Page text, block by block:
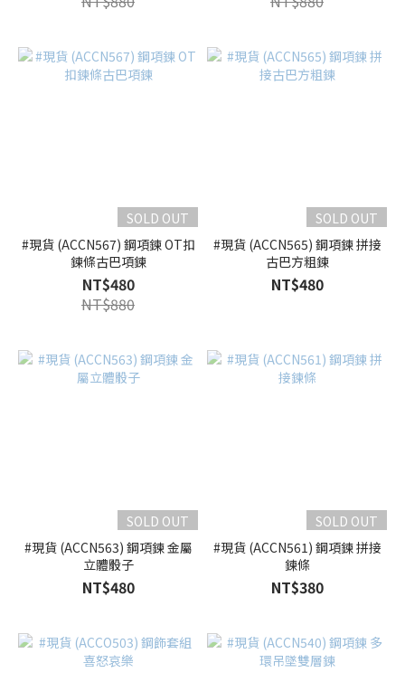
SOLD OUT
#現貨 (ACCN567) 鋼項鍊 OT扣
鍊條古巴項鍊
NT$480
NT$880
SOLD OUT
#現貨 (ACCN565) 鋼項鍊 拼接
古巴方粗鍊
NT$480
SOLD OUT
#現貨 (ACCN563) 鋼項鍊 金屬
立體骰子
NT$480
SOLD OUT
#現貨 (ACCN561) 鋼項鍊 拼接
鍊條
NT$380